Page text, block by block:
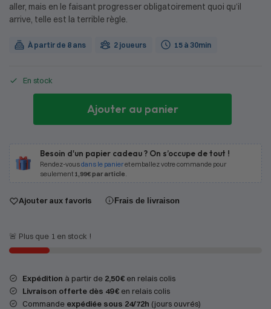
aller, mais en le faisant progresser obligatoirement quoi qu’il
arrive, telle est la terrible règle.
À partir de 8 ans 2 joueurs 15 à 30min
En stock
Ajouter au panier
Besoin d'un papier cadeau ? On s’occupe de tout !
Rendez-vousdans le panieret emballez votre commande pour
seulement 1,99€ par article.
Ajouter aux favoris Frais de livraison
🚨 Plus que 1 en stock !
Expédition à partir de 2,50 € en relais colis
Livraison offerte dès 49 € en relais colis
Commande expédiée sous 24/72h (jours ouvrés)